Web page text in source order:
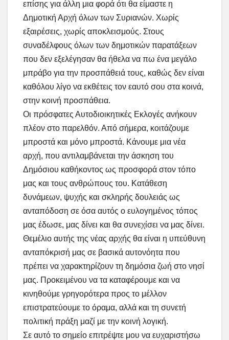
επίσης για άλλη μια φορά ότι θα είμαστε η
Δημοτική Αρχή όλων των Συριανών. Χωρίς
εξαιρέσεις, χωρίς αποκλεισμούς. Στους
συναδέλφους όλων των δημοτικών παρατάξεων
που δεν εξελέγησαν θα ήθελα να πω ένα μεγάλο
μπράβο για την προσπάθειά τους, καθώς δεν είναι
καθόλου λίγο να εκθέτεις τον εαυτό σου στα κοινά,
στην κοινή προσπάθεια.
Οι πρόσφατες Αυτοδιοικητικές Εκλογές ανήκουν
πλέον στο παρελθόν. Από σήμερα, κοιτάζουμε
μπροστά και μόνο μπροστά. Κάνουμε μια νέα
αρχή, που αντιλαμβάνεται την άσκηση του
Δημόσιου καθήκοντος ως προσφορά στον τόπο
μας και τους ανθρώπους του. Κατάθεση
δυνάμεων, ψυχής και σκληρής δουλειάς ως
ανταπόδοση σε όσα αυτός ο ευλογημένος τόπος
μας έδωσε, μας δίνει και θα συνεχίσει να μας δίνει.
Θεμέλιο αυτής της νέας αρχής θα είναι η υπεύθυνη
ανταπόκρισή μας σε βασικά αυτονόητα που
πρέπει να χαρακτηρίζουν τη δημόσια ζωή στο νησί
μας. Προκειμένου να τα καταφέρουμε και να
κινηθούμε γρηγορότερα προς το μέλλον
επιστρατεύουμε το όραμα, αλλά και τη συνετή
πολιτική πράξη μαζί με την κοινή λογική.
Σε αυτό το σημείο επιτρέψτε μου να ευχαριστήσω